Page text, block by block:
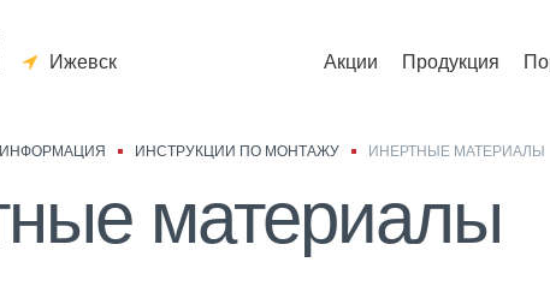
Ижевск Акции Продукция
ИНСТРУКЦИИ ПО МОНТАЖУ ИНЕРТНЫЕ МАТЕРИАЛЫ
материалы